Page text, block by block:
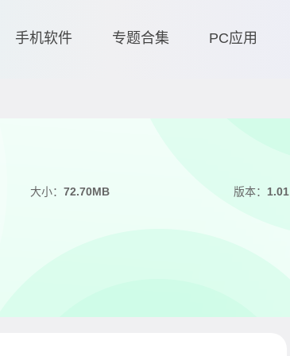
手机软件 专题合集 PC应用
大小：72.70MB 版本： 1.01